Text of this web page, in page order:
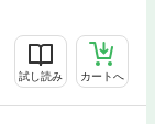
試し読み カートへ